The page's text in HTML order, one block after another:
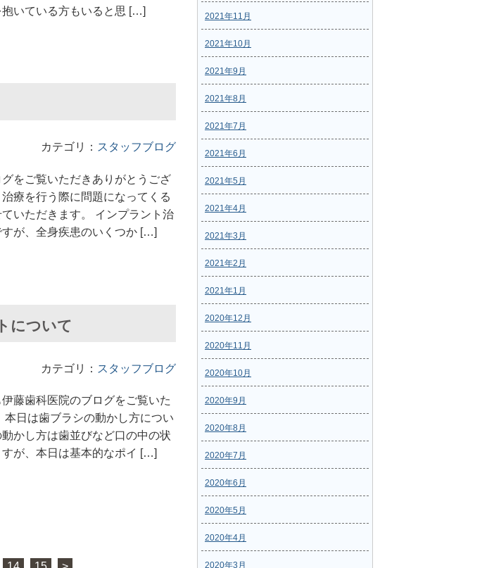
いている方もいると思 […]
カテゴリ： スタッフブログ
をご覧いただきありがとうござ
療を行う際に問題になってくる
いただきます。 インプラント治
が、全身疾患のいくつか […]
について
カテゴリ： スタッフブログ
藤歯科医院のブログをご覧いた
日は歯ブラシの動かし方につい
かし方は歯並びなど口の中の状
が、本日は基本的なポイ […]
2021年11月
2021年10月
2021年9月
2021年8月
2021年7月
2021年6月
2021年5月
2021年4月
2021年3月
2021年2月
2021年1月
2020年12月
2020年11月
2020年10月
2020年9月
2020年8月
2020年7月
2020年6月
2020年5月
2020年4月
2020年3月